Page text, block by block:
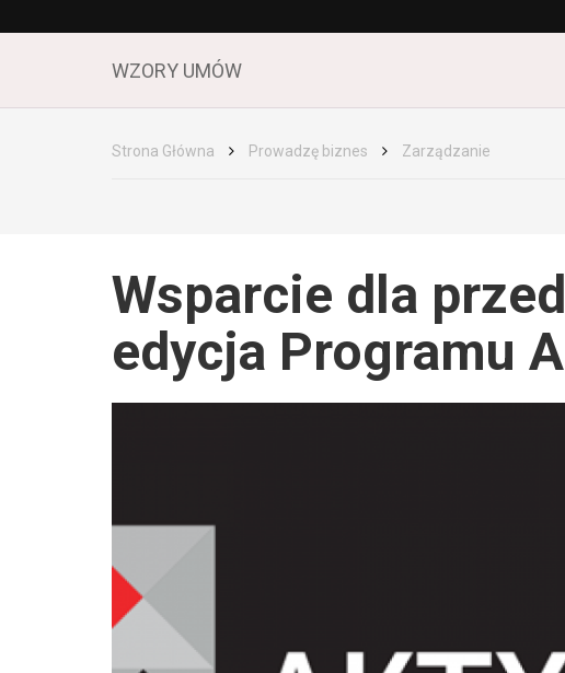
WZORY UMÓW
Strona Główna Prowadzę biznes Zarządzanie
Wsparcie dla
edycja Programu